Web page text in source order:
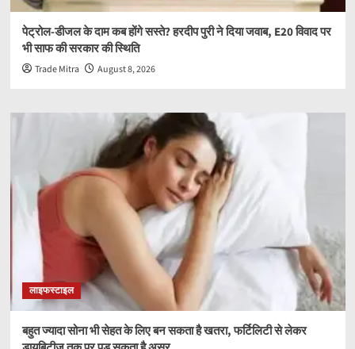
पेट्रोल-डीजल के दाम कब होंगे सस्ते? हरदीप पुरी ने दिया जवाब, E20 विवाद पर
भी साफ की सरकार की स्थिति
Trade Mitra August 8, 2026
लाइफस्टाइल
बहुत ज्यादा सोना भी सेहत के लिए बन सकता है खतरा, फर्टिलिटी से लेकर